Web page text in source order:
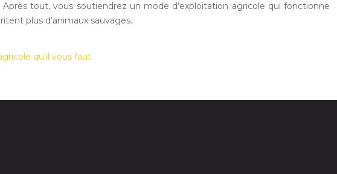
tout, vous soutiendrez un mode d’exploitation agricole qui fonctionne
plus d’animaux sauvages.
qu’il vous faut